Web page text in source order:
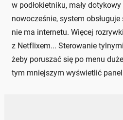
w podłokietniku, mały
nowocześnie, system
nie ma internetu. Więcej
z Netflixem... Sterowanie
żeby poruszać się po menu
tym mniejszym wyświetlić panel